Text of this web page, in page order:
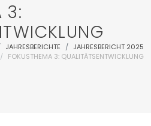
3:
JAHRESBERICHTE
JAHRESBERICHT 2025
FOKUSTHEMA 3: QUALITÄTSENTWICKLUNG